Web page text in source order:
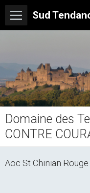
Sud
Domaine des
CONTRE
Aoc St Chinian Rouge